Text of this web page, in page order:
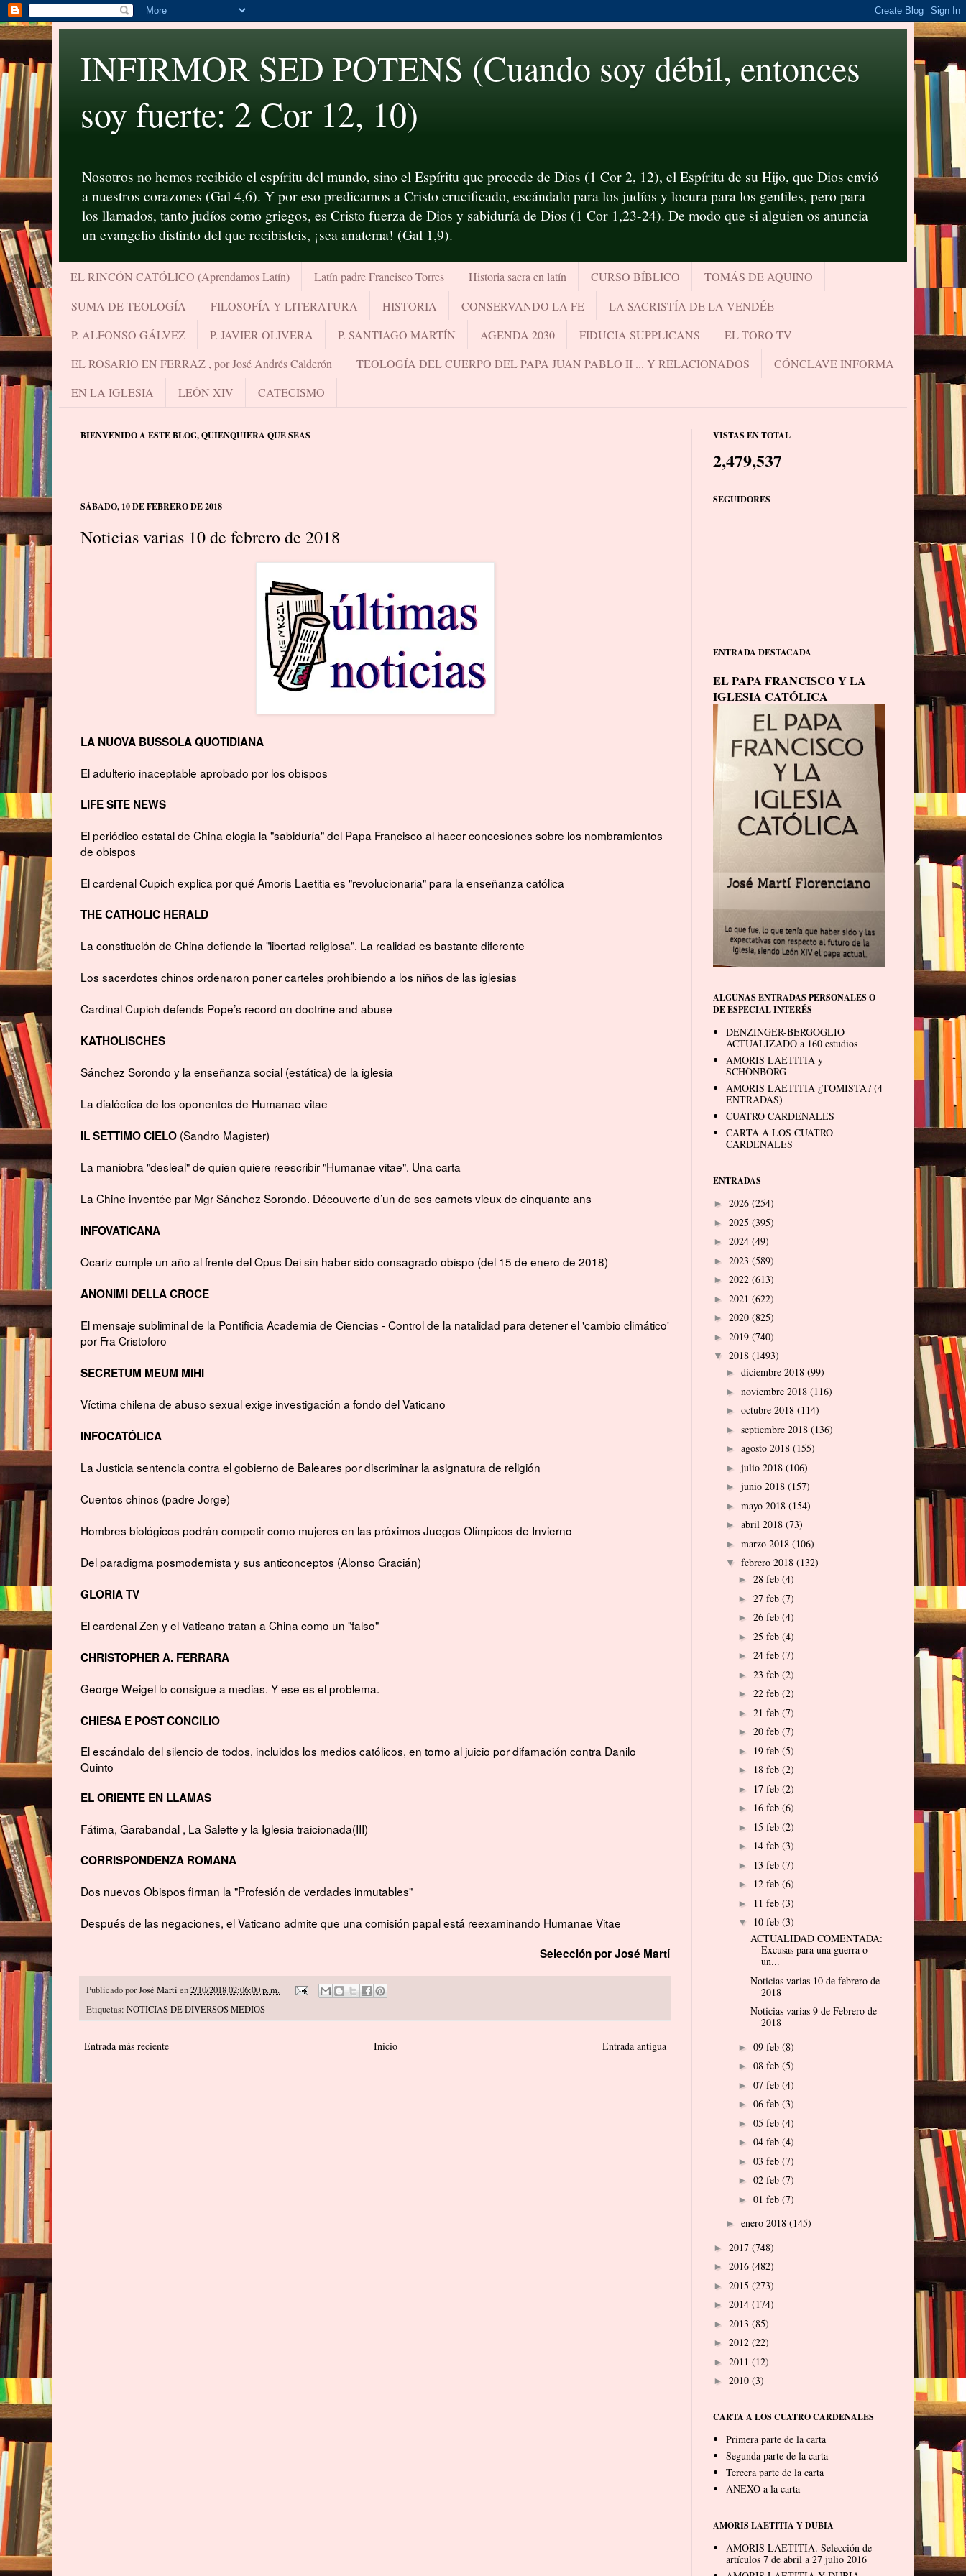
INFIRMOR SED POTENS (Cuando soy débil, entonces
soy fuerte: 2 Cor 12, 10)
Nosotros no hemos recibido el espíritu del mundo, sino el Espíritu que procede de Dios (1 Cor 2, 12), el Espíritu de su Hijo, que Dios envió
a nuestros corazones (Gal 4,6). Y por eso predicamos a Cristo crucificado, escándalo para los judíos y locura para los gentiles, pero para
los llamados, tanto judíos como griegos, es Cristo fuerza de Dios y sabiduría de Dios (1 Cor 1,23-24). De modo que si alguien os anuncia
un evangelio distinto del que recibisteis, ¡sea anatema! (Gal 1,9).
EL RINCÓN CATÓLICO (Aprendamos Latín) Latín padre Francisco Torres Historia sacra en latín CURSO BÍBLICO
TOMÁS DE AQUINO
SUMA DE TEOLOGÍA
FILOSOFÍA Y LITERATURA HISTORIA CONSERVANDO LA FE
LA SACRISTÍA DE LA VENDÉE
P. ALFONSO GÁLVEZ
P. JAVIER OLIVERA P. SANTIAGO MARTÍN AGENDA 2030 FIDUCIA SUPPLICANS
EL TORO TV
EL ROSARIO EN FERRAZ , por José Andrés Calderón
TEOLOGÍA DEL CUERPO DEL PAPA JUAN PABLO II ... Y RELACIONADOS
CÓNCLAVE INFORMA
EN LA IGLESIA
LEÓN XIV CATECISMO
BIENVENIDO A ESTE BLOG, QUIENQUIERA QUE SEAS
SÁBADO, 10 DE FEBRERO DE 2018
Noticias varias 10 de febrero de 2018
LA NUOVA BUSSOLA QUOTIDIANA
El adulterio inaceptable aprobado por los obispos
LIFE SITE NEWS
El periódico estatal de China elogia la "sabiduría" del Papa Francisco al hacer concesiones sobre los nombramientos
de obispos
El cardenal Cupich explica por qué Amoris Laetitia es "revolucionaria" para la enseñanza católica
THE CATHOLIC HERALD
La constitución de China defiende la "libertad religiosa". La realidad es bastante diferente
Los sacerdotes chinos ordenaron poner carteles prohibiendo a los niños de las iglesias
Cardinal Cupich defends Pope’s record on doctrine and abuse
KATHOLISCHES
Sánchez Sorondo y la enseñanza social (estática) de la iglesia
La dialéctica de los oponentes de Humanae vitae
IL SETTIMO CIELO (Sandro Magister)
La maniobra "desleal" de quien quiere reescribir "Humanae vitae". Una carta
La Chine inventée par Mgr Sánchez Sorondo. Découverte d’un de ses carnets vieux de cinquante ans
INFOVATICANA
Ocariz cumple un año al frente del Opus Dei sin haber sido consagrado obispo (del 15 de enero de 2018)
ANONIMI DELLA CROCE
El mensaje subliminal de la Pontificia Academia de Ciencias - Control de la natalidad para detener el 'cambio climático'
por Fra Cristoforo
SECRETUM MEUM MIHI
Víctima chilena de abuso sexual exige investigación a fondo del Vaticano
INFOCATÓLICA
La Justicia sentencia contra el gobierno de Baleares por discriminar la asignatura de religión
Cuentos chinos (padre Jorge)
Hombres biológicos podrán competir como mujeres en las próximos Juegos Olímpicos de Invierno
Del paradigma posmodernista y sus anticonceptos (Alonso Gracián)
GLORIA TV
El cardenal Zen y el Vaticano tratan a China como un "falso"
CHRISTOPHER A. FERRARA
George Weigel lo consigue a medias. Y ese es el problema.
CHIESA E POST CONCILIO
El escándalo del silencio de todos, incluidos los medios católicos, en torno al juicio por difamación contra Danilo
Quinto
EL ORIENTE EN LLAMAS
Fátima, Garabandal , La Salette y la Iglesia traicionada(III)
CORRISPONDENZA ROMANA
Dos nuevos Obispos firman la "Profesión de verdades inmutables"
Después de las negaciones, el Vaticano admite que una comisión papal está reexaminando Humanae Vitae
Selección por José Martí
Publicado porJosé Martíen2/10/2018 02:06:00 p. m.
Etiquetas: NOTICIAS DE DIVERSOS MEDIOS
Entrada más reciente Entrada antigua
Inicio
VISTAS EN TOTAL
2,479,537
SEGUIDORES
ENTRADA DESTACADA
EL PAPA FRANCISCO Y LA
IGLESIA CATÓLICA
ALGUNAS ENTRADAS PERSONALES O
DE ESPECIAL INTERÉS
DENZINGER-BERGOGLIO
ACTUALIZADO a 160 estudios
AMORIS LAETITIA y
SCHÖNBORG
AMORIS LAETITIA ¿TOMISTA? (4
ENTRADAS)
CUATRO CARDENALES
CARTA A LOS CUATRO
CARDENALES
ENTRADAS
► 2026 (254)
► 2025 (395)
► 2024 (49)
► 2023 (589)
► 2022 (613)
► 2021 (622)
► 2020 (825)
► 2019 (740)
▼ 2018 (1493)
► diciembre 2018 (99)
► noviembre 2018 (116)
► octubre 2018 (114)
► septiembre 2018 (136)
► agosto 2018 (155)
► julio 2018 (106)
► junio 2018 (157)
► mayo 2018 (154)
► abril 2018 (73)
► marzo 2018 (106)
▼ febrero 2018 (132)
► 28 feb (4)
► 27 feb (7)
► 26 feb (4)
► 25 feb (4)
► 24 feb (7)
► 23 feb (2)
► 22 feb (2)
► 21 feb (7)
► 20 feb (7)
► 19 feb (5)
► 18 feb (2)
► 17 feb (2)
► 16 feb (6)
► 15 feb (2)
► 14 feb (3)
► 13 feb (7)
► 12 feb (6)
► 11 feb (3)
▼ 10 feb (3)
ACTUALIDAD COMENTADA:
Excusas para una guerra o
un...
Noticias varias 10 de febrero de
2018
Noticias varias 9 de Febrero de
2018
► 09 feb (8)
► 08 feb (5)
► 07 feb (4)
► 06 feb (3)
► 05 feb (4)
► 04 feb (4)
► 03 feb (7)
► 02 feb (7)
► 01 feb (7)
► enero 2018 (145)
► 2017 (748)
► 2016 (482)
► 2015 (273)
► 2014 (174)
► 2013 (85)
► 2012 (22)
► 2011 (12)
► 2010 (3)
CARTA A LOS CUATRO CARDENALES
Primera parte de la carta
Segunda parte de la carta
Tercera parte de la carta
ANEXO a la carta
AMORIS LAETITIA Y DUBIA
AMORIS LAETITIA. Selección de
artículos 7 de abril a 27 julio 2016